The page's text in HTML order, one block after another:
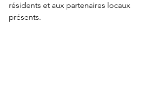
résidents et aux partenaires locaux
présents.